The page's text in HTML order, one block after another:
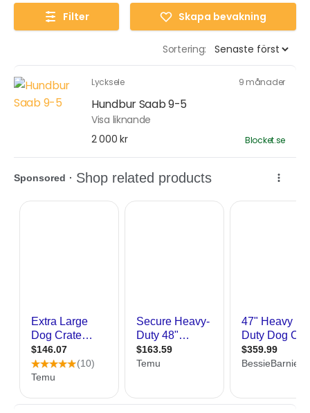
Filter Skapa bevakning
Sortering:
Lycksele 9 månader
Hundbur Saab 9-5
Visa liknande
2 000 kr
Blocket.se